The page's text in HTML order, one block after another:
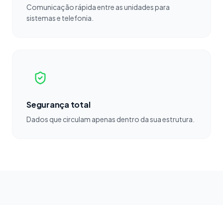
Comunicação rápida entre as unidades para
sistemas e telefonia.
Segurança total
Dados que circulam apenas dentro da sua estrutura.